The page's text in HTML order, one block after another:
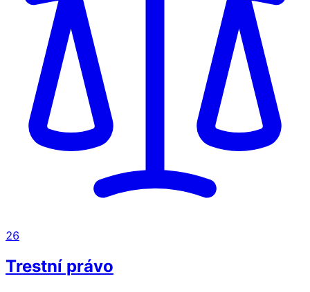
26
Trestní právo